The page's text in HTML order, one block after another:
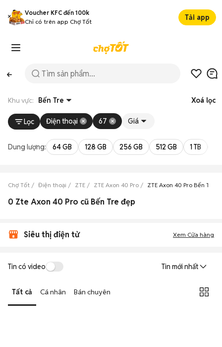
Voucher KFC đến 100k
Chỉ có trên app Chợ Tốt
Tải app
Khu vực: Bến Tre Xoá lọc
Lọc Điện thoại 67 Giá
Dung lượng: 64 GB 128 GB 256 GB 512 GB 1 TB
Chợ Tốt Điện thoại ZTE ZTE Axon 40 Pro ZTE Axon 40 Pro Bến Tre
0 Zte Axon 40 Pro cũ Bến Tre đẹp
Siêu thị điện tử Xem Cửa hàng
Tin có video Tin mới nhất
Tất cả Cá nhân Bán chuyên